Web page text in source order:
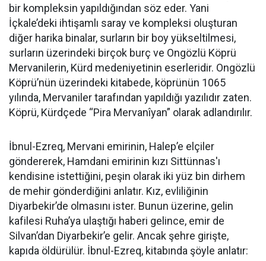
bir kompleksin yapıldığından söz eder. Yani
İçkale’deki ihtişamlı saray ve kompleksi oluşturan
diğer harika binalar, surların bir boy yükseltilmesi,
surların üzerindeki birçok burç ve Ongözlü Köprü
Mervanilerin, Kürd medeniyetinin eserleridir. Ongözlü
Köprü’nün üzerindeki kitabede, köprünün 1065
yılında, Mervaniler tarafından yapıldığı yazılıdır zaten.
Köprü, Kürdçede “Pira Mervanîyan” olarak adlandırılır.
İbnul-Ezreq, Mervani emirinin, Halep’e elçiler
göndererek, Hamdani emirinin kızı Sittünnas'ı
kendisine istettiğini, peşin olarak iki yüz bin dirhem
de mehir gönderdiğini anlatır. Kız, evliliğinin
Diyarbekir’de olmasını ister. Bunun üzerine, gelin
kafilesi Ruha’ya ulaştığı haberi gelince, emir de
Silvan’dan Diyarbekir’e gelir. Ancak şehre girişte,
kapıda öldürülür. İbnul-Ezreq, kitabında şöyle anlatır: